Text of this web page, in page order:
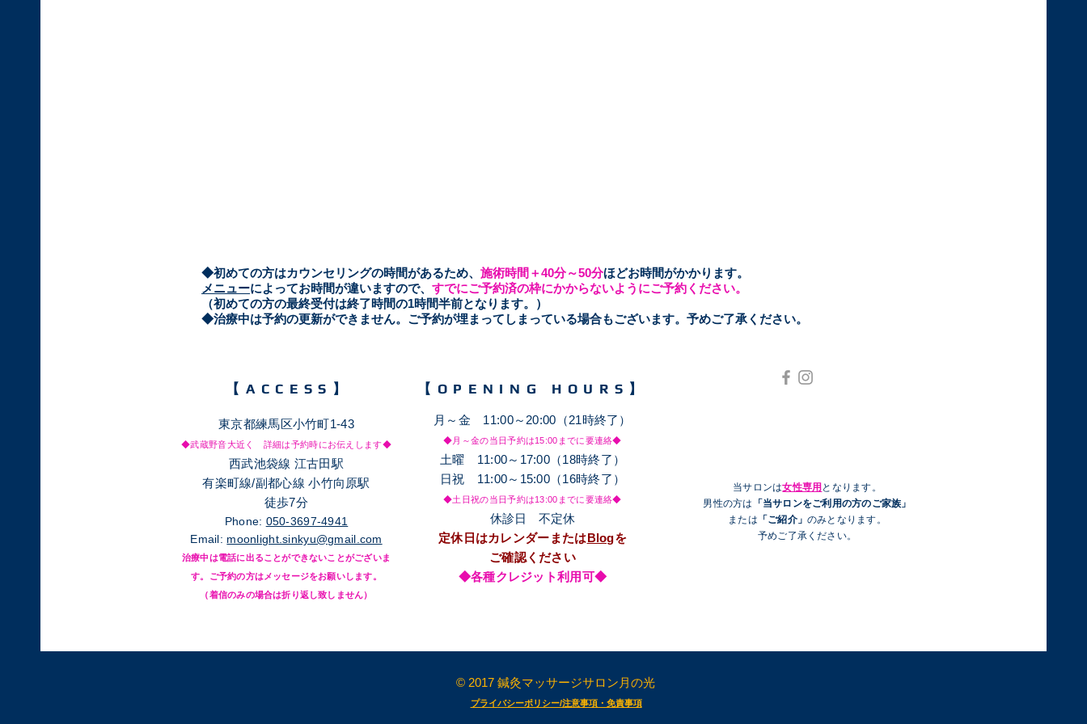
​◆初めての方はカウンセリングの時間があるため、 施術時間＋40分～50分ほどお時間がかかります。
メニューによってお時間が違いますので、 すでにご予約済の枠にかからないようにご予約ください。
（初めての方の最終受付は終了時間の1時間半前となります。）
​◆治療中は予約の更新ができません。ご予約が埋まってしまっている場合もございます。予めご了承ください。
【​ACCESS】
東京都練馬区小竹町1-43
◆武蔵野音大近く 詳細は予約時にお伝えします◆
西武池袋線 江古田駅
有楽町線/副都心線 小竹向原駅
徒歩7分
Phone: 050-3697-4941
Email: moonlight.sinkyu@gmail.com
治療中は電話に出ることができないことがございま
す。ご予約の方はメッセージをお願いします。
​（着信のみの場合は折り返し致しません）
【OPENING HOURS】
月～金 11:00～20:00（21時終了）
◆月～金の当日予約は15:00までに要連絡◆
土​曜 11:00～17:00（18時終了）
日祝 11:00～15:00（16時終了）
◆土日祝の当日予約は13:00までに要連絡◆
休診日 不定休
定休日はカレンダーまたは Blogを
ご確認ください
◆各種クレジット利用可◆
当サロンは女性専用 となります。
​男性の方は
「当サロンをご利用の方のご家族」
または 「ご紹介」 のみとなります。
予めご了承ください。
© 2017 鍼灸マッサージサロン月の光
​プライバシーポリシー/注意事項・免責事項